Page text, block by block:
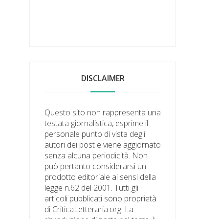
DISCLAIMER
Questo sito non rappresenta una
testata giornalistica, esprime il
personale punto di vista degli
autori dei post e viene aggiornato
senza alcuna periodicità. Non
può pertanto considerarsi un
prodotto editoriale ai sensi della
legge n.62 del 2001. Tutti gli
articoli pubblicati sono proprietà
di CriticaLetteraria.org. La